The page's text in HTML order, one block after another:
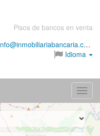
Pisos de bancos en venta
info@inmobiliariabancaria.com
Idioma
Menú